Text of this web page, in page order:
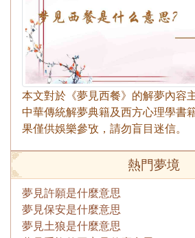
本文對於《夢見西餐》的解夢內容
中華傳統解夢典籍及西方心理學書
果僅供娛樂參攷，請勿盲目迷信。
熱門夢境
夢見許願是什麼意思
夢見保安是什麼意思
夢見土狼是什麼意思